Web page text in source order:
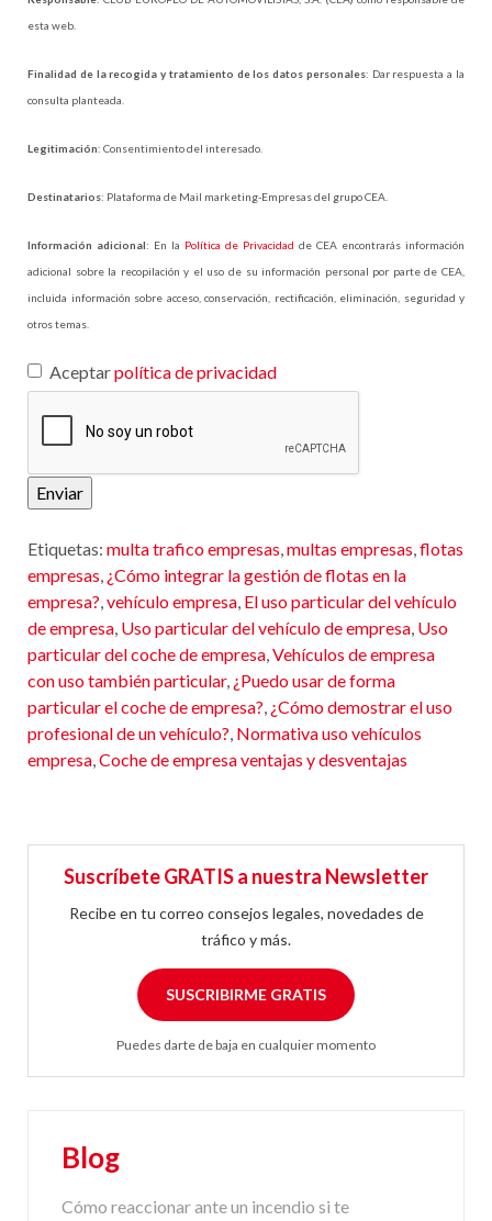
esta web.
Finalidad de la recogida y tratamiento de los datos personales: Dar respuesta a la
consulta planteada.
Legitimación: Consentimiento del interesado.
Destinatarios: Plataforma de Mail marketing-Empresas del grupo CEA.
Información adicional: En la Política de Privacidad de CEA encontrarás información
adicional sobre la recopilación y el uso de su información personal por parte de CEA,
incluida información sobre acceso, conservación, rectificación, eliminación, seguridad y
otros temas.
Aceptarpolítica de privacidad
Enviar
Etiquetas: multa trafico empresas,multas empresas,flotas
empresas, ¿Cómo integrar la gestión de flotas en la
empresa?,vehículo empresa, El uso particular del vehículo
de empresa, Uso particular del vehículo de empresa, Uso
particular del coche de empresa,Vehículos de empresa
con uso también particular, ¿Puedo usar de forma
particular el coche de empresa?, ¿Cómo demostrar el uso
profesional de un vehículo?, Normativa uso vehículos
empresa,Coche de empresa ventajas y desventajas
Suscríbete GRATIS a nuestra Newsletter
Recibe en tu correo consejos legales, novedades de
tráfico y más.
SUSCRIBIRME GRATIS
Puedes darte de baja en cualquier momento
Blog
Cómo reaccionar ante un incendio si te